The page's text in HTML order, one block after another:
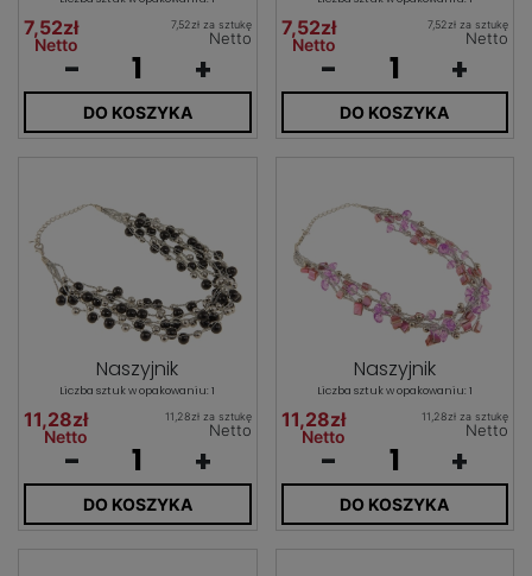
7,52zł
Netto
7,52zł za sztukę
Netto
- +
DO KOSZYKA
7,52zł
Netto
7,52zł za sztukę
Netto
- +
DO KOSZYKA
Naszyjnik
Liczba sztuk w opakowaniu: 1
11,28zł
Netto
11,28zł za sztukę
Netto
- +
DO KOSZYKA
Naszyjnik
Liczba sztuk w opakowaniu: 1
11,28zł
Netto
11,28zł za sztukę
Netto
- +
DO KOSZYKA